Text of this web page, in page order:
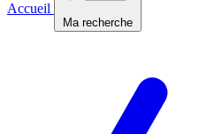
Accueil
Ma recherche